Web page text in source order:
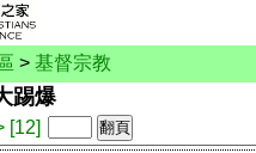
> 基督宗教
踢爆
[12]